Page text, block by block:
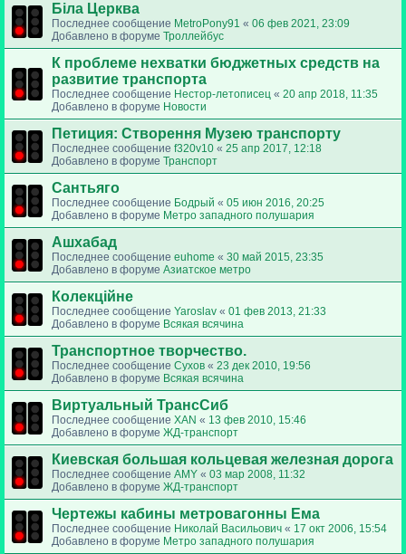
Біла Церква
Последнее сообщение MetroPony91 « 06 фев 2021, 23:09
Добавлено в форуме Троллейбус
К проблеме нехватки бюджетных средств на
развитие транспорта
Последнее сообщение Нестор-летописец « 20 апр 2018, 11:35
Добавлено в форуме Новости
Петиция: Cтворення Музею транспорту
Последнее сообщение f320v10 « 25 апр 2017, 12:18
Добавлено в форуме Транспорт
Сантьяго
Последнее сообщение Бодрый « 05 июн 2016, 20:25
Добавлено в форуме Метро западного полушария
Ашхабад
Последнее сообщение euhome « 30 май 2015, 23:35
Добавлено в форуме Азиатское метро
Колекційне
Последнее сообщение Yaroslav « 01 фев 2013, 21:33
Добавлено в форуме Всякая всячина
Транспортное творчество.
Последнее сообщение Сухов « 23 дек 2010, 19:56
Добавлено в форуме Всякая всячина
Виртуальный ТрансСиб
Последнее сообщение XAN « 13 фев 2010, 15:46
Добавлено в форуме ЖД-транспорт
Киевская большая кольцевая железная дорога
Последнее сообщение AMY « 03 мар 2008, 11:32
Добавлено в форуме ЖД-транспорт
Чертежы кабины метровагонны Ема
Последнее сообщение Николай Васильович « 17 окт 2006, 15:54
Добавлено в форуме Метро западного полушария